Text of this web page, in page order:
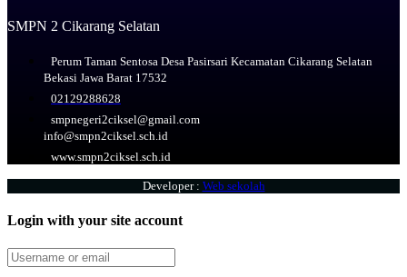
SMPN 2 Cikarang Selatan
Perum Taman Sentosa Desa Pasirsari Kecamatan Cikarang Selatan
Bekasi Jawa Barat 17532
02129288628
smpnegeri2ciksel@gmail.com
info@smpn2ciksel.sch.id
www.smpn2ciksel.sch.id
Developer : Web sekolah
Login with your site account